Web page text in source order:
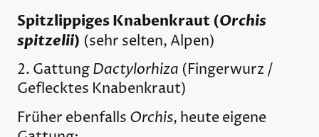
Spitzlippiges Knabenkraut (Orchis
spitzelii) (sehr selten, Alpen)
2. GattungDactylorhiza (Fingerwurz /
Geflecktes Knabenkraut)
Früher ebenfalls Orchis, heute eigene